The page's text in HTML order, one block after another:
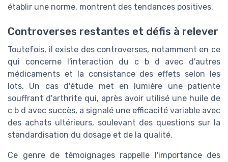
établir une norme, montrent des tendances positives.
Controverses restantes et défis à relever
Toutefois, il existe des controverses, notamment en ce
qui concerne l'interaction du c b d avec d'autres
médicaments et la consistance des effets selon les
lots. Un cas d'étude met en lumière une patiente
souffrant d'arthrite qui, après avoir utilisé une huile de
c b d avec succès, a signalé une efficacité variable avec
des achats ultérieurs, soulevant des questions sur la
standardisation du dosage et de la qualité.
Ce genre de témoignages rappelle l'importance des